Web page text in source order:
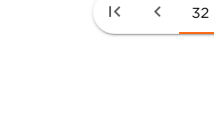
first_page chevron_left 32